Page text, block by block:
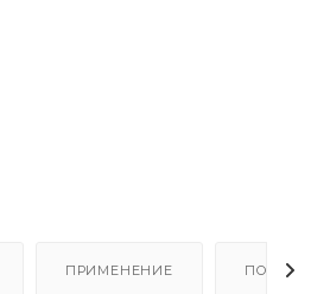
ПРИМЕНЕНИЕ ПОРОДА